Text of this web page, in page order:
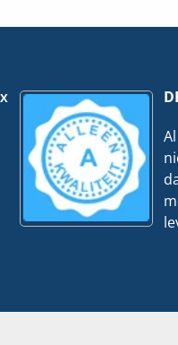
hoeveelheid